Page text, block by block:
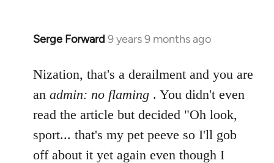
Serge Forward 9 years 9 months ago
In
to
Welcome
libcom.org
Nization, that's a derailment and you are
an admin: no flaming . You didn't even
read the article but decided "Oh look,
sport... that's my pet peeve so I'll gob
off about it yet again even though I